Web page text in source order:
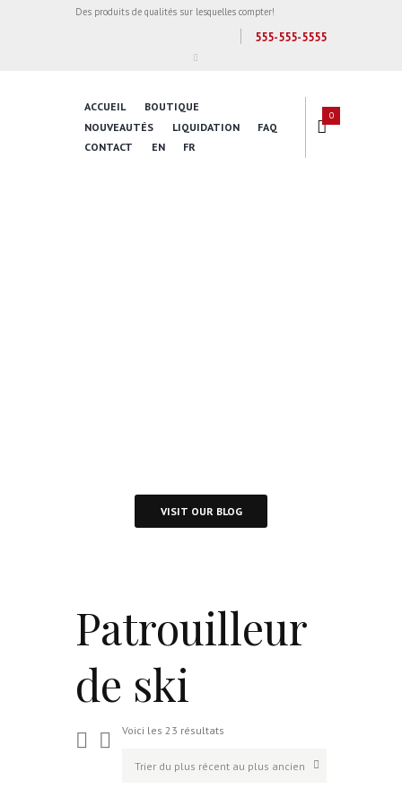
Des produits de qualités sur lesquelles compter!
555-555-5555
ACCUEIL
BOUTIQUE
NOUVEAUTÉS
LIQUIDATION
FAQ
CONTACT
EN FR
0
VISIT OUR BLOG
Patrouilleur
de ski
Voici les 23 résultats